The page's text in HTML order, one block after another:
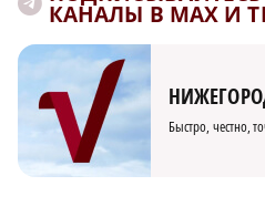
КАНАЛЫ В MAX И
Быстро, честно,